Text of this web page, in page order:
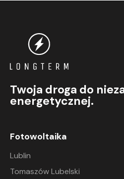
Twoja droga do
energetycznej.
Fotowoltaika
Lublin
Tomaszów Lubelski